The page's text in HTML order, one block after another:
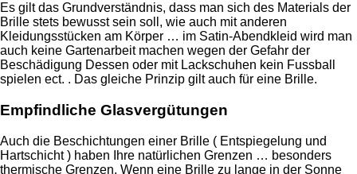
Es gilt das Grundverständnis, dass man sich des Materials der
Brille stets bewusst sein soll, wie auch mit anderen
Kleidungsstücken am Körper … im Satin-Abendkleid wird man
auch keine Gartenarbeit machen wegen der Gefahr der
Beschädigung Dessen oder mit Lackschuhen kein Fussball
spielen ect. . Das gleiche Prinzip gilt auch für eine Brille.
Empfindliche Glasvergütungen
Auch die Beschichtungen einer Brille ( Entspiegelung und
Hartschicht ) haben Ihre natürlichen Grenzen … besonders
thermische Grenzen. Wenn eine Brille zu lange in der Sonne